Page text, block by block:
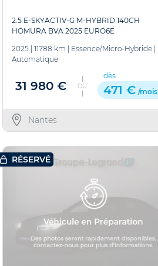
2.5 E-SKYACTIV-G M-HYBRID 140CH
HOMURA BVA 2025 EURO6E
2025| 11788 km | Essence/Micro-Hybride|
Automatique
31 980 € OU
dès
471 € /mois
Nantes
RÉSERVÉ